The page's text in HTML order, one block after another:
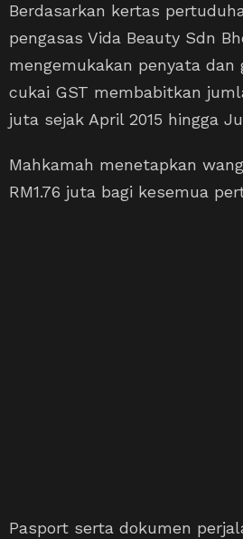
Berdasarkan kertas
pengasas Vida Beauty Sdn
mengemukakan penyata dan
cukai GST membabitkan
juta sejak April 2015 hingga
Mahkamah menetapkan
RM1.76 juta bagi kesemua
Pasport serta dokumen